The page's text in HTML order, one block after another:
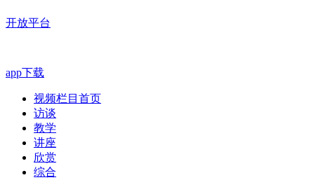
开放平台
app下载
视频栏目首页
访谈
教学
讲座
欣赏
综合